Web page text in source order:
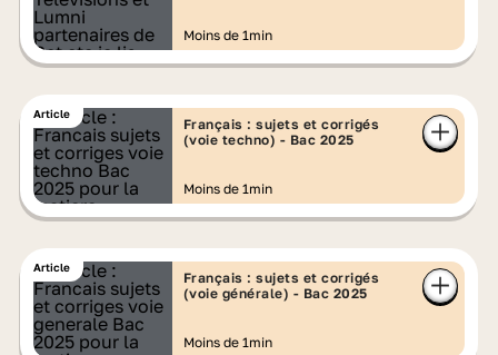
Moins de 1min
Article
Français : sujets et corrigés
(voie techno) - Bac 2025
Moins de 1min
Article
Français : sujets et corrigés
(voie générale) - Bac 2025
Moins de 1min